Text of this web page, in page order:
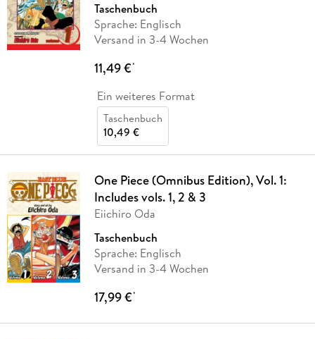
Taschenbuch
Sprache: Englisch
Versand in 3-4 Wochen
11,49 €*
Ein weiteres Format
Taschenbuch
10,49 €
One Piece (Omnibus Edition), Vol. 1:
Includes vols. 1, 2 & 3
Eiichiro Oda
Taschenbuch
Sprache: Englisch
Versand in 3-4 Wochen
17,99 €*